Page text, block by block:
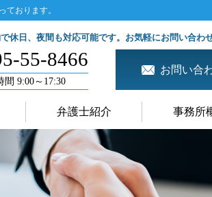
ております。
休日、夜間も対応可能です。お気軽にお問い合わ
55-8466
間 9:00～17:30
お問い合
弁護士紹介 事務所